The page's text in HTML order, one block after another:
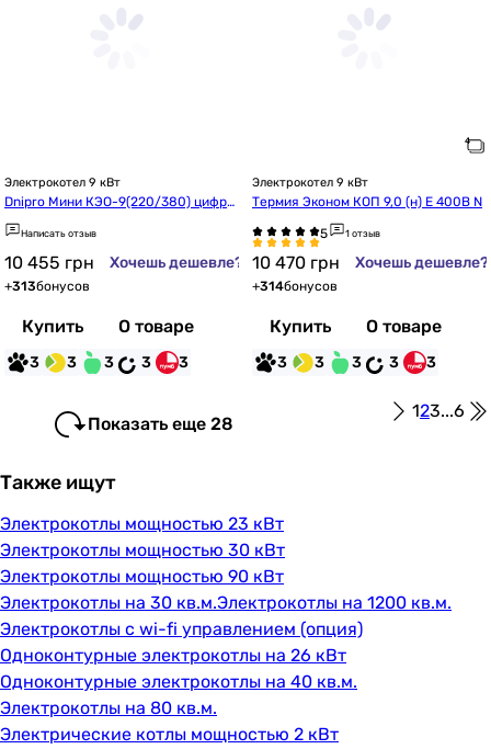
Электрокотел 9 кВт
Dnipro Мини КЭО-9(220/380) цифро
вой без насоса
Написать отзыв
10 455 грн Хочешь дешевле?
+313бонусов
Купить О товаре
3 3 3 3 3
Электрокотел 9 кВт
Термия Эконом КОП 9,0 (н) Е 400В N
1 отзыв
10 470 грн Хочешь дешевле?
+314бонусов
Купить О товаре
3 3 3 3 3
Показать еще 28
123...6
Также ищут
Электрокотлы мощностью 23 кВт
Электрокотлы мощностью 30 кВт
Электрокотлы мощностью 90 кВт
Электрокотлы на 30 кв.м.Электрокотлы на 1200 кв.м.
Электрокотлы с wi-fi управлением (опция)
Одноконтурные электрокотлы на 26 кВт
Одноконтурные электрокотлы на 40 кв.м.
Электрокотлы на 80 кв.м.
Электрические котлы мощностью 2 кВт